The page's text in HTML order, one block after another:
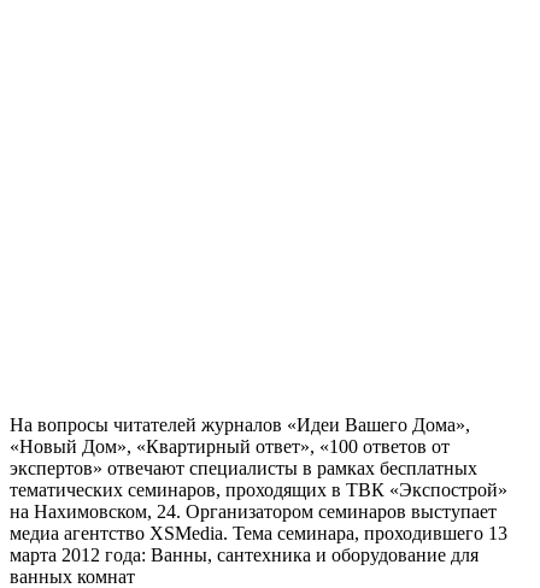
На вопросы читателей журналов «Идеи Вашего Дома»,
«Новый Дом», «Квартирный ответ», «100 ответов от
экспертов» отвечают специалисты в рамках бесплатных
тематических семинаров, проходящих в ТВК «Экспострой»
на Нахимовском, 24. Организатором семинаров выступает
медиа агентство XSMedia. Тема семинара, проходившего 13
марта 2012 года: Ванны, сантехника и оборудование для
ванных комнат